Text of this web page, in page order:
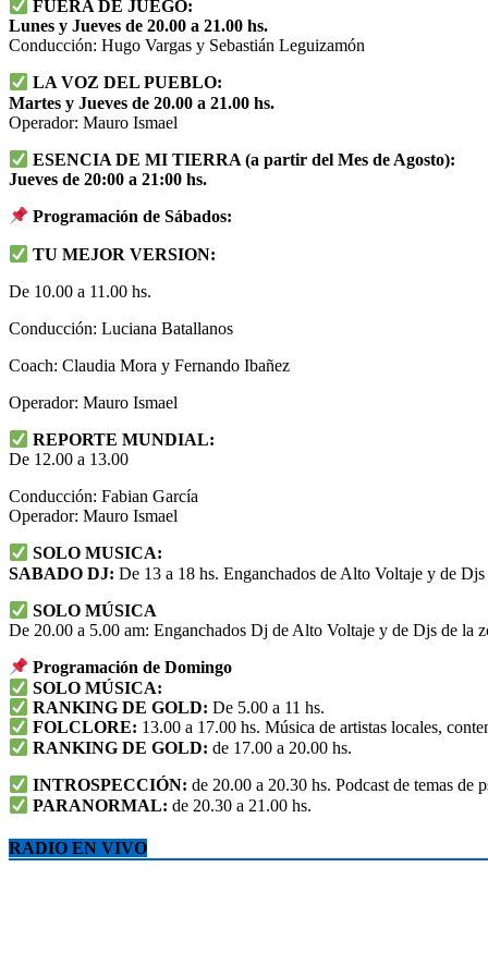
FUERA DE JUEGO:
Lunes y Jueves de 20.00 a 21.00 hs.
Conducción: Hugo Vargas y Sebastián Leguizamón
LA VOZ DEL PUEBLO:
Martes y Jueves de 20.00 a 21.00 hs.
Operador: Mauro Ismael
ESENCIA DE MI TIERRA (a partir del Mes de Agosto):
Jueves de 20:00 a 21:00 hs.
Programación de Sábados:
TU MEJOR VERSION:
De 10.00 a 11.00 hs.
Conducción: Luciana Batallanos
Coach: Claudia Mora y Fernando Ibañez
Operador: Mauro Ismael
REPORTE MUNDIAL:
De 12.00 a 13.00
Conducción: Fabian García
Operador: Mauro Ismael
SOLO MUSICA:
SABADO DJ: De 13 a 18 hs. Enganchados de Alto Voltaje y de Djs
SOLO MÚSICA
De 20.00 a 5.00 am: Enganchados Dj de Alto Voltaje y de Djs de la
Programación de Domingo
SOLO MÚSICA:
RANKING DE GOLD: De 5.00 a 11 hs.
FOLCLORE: 13.00 a 17.00 hs. Música de artistas locales,
RANKING DE GOLD: de 17.00 a 20.00 hs.
INTROSPECCIÓN: de 20.00 a 20.30 hs. Podcast de temas de
PARANORMAL: de 20.30 a 21.00 hs.
RADIO EN VIVO